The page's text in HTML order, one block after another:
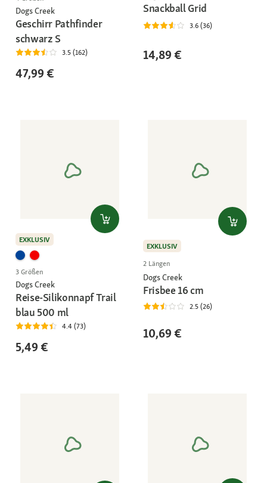
Dogs Creek
Geschirr Pathfinder
schwarz S
3.5 (162)
47,99 €
Snackball Grid
3.6 (36)
14,89 €
EXKLUSIV
3 Größen
Dogs Creek
Reise-Silikonnapf Trail
blau 500 ml
4.4 (73)
5,49 €
EXKLUSIV
2 Längen
Dogs Creek
Frisbee 16 cm
2.5 (26)
10,69 €